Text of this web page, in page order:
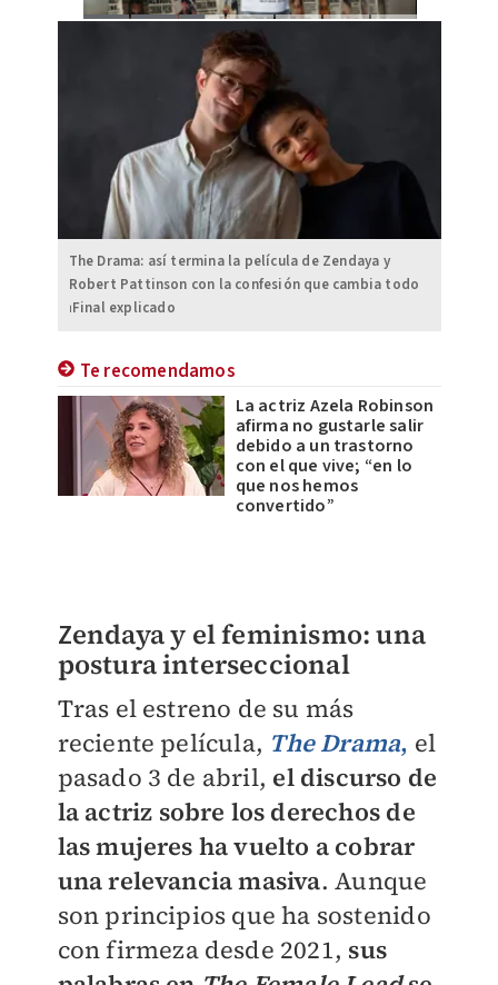
The Drama: así termina la película de Zendaya y
Robert Pattinson con la confesión que cambia todo
⏐Final explicado
Te recomendamos
La actriz Azela Robinson
afirma no gustarle salir
debido a un trastorno
con el que vive; “en lo
que nos hemos
convertido”
Zendaya y el feminismo: una
postura interseccional
Tras el estreno de su más
reciente película, The Drama, el
pasado 3 de abril, el discurso de
la actriz sobre los derechos de
las mujeres ha vuelto a cobrar
una relevancia masiva. Aunque
son principios que ha sostenido
con firmeza desde 2021, sus